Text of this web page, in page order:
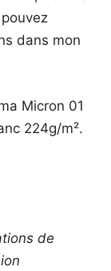
dans mon
Micron 01
224g/m².
de